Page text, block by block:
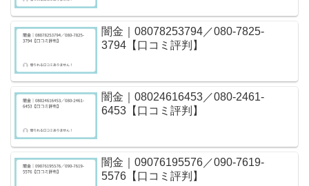
闇金｜08078253794／080-7825-
3794【口コミ評判】
闇金｜08024616453／080-2461-
6453【口コミ評判】
闇金｜09076195576／090-7619-
5576【口コミ評判】